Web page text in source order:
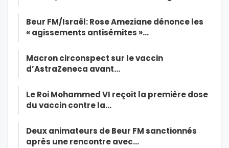
Beur FM/Israël: Rose Ameziane dénonce les
« agissements antisémites »…
Macron circonspect sur le vaccin
d’AstraZeneca avant…
Le Roi Mohammed VI reçoit la première dose
du vaccin contre la…
Deux animateurs de Beur FM sanctionnés
après une rencontre avec…